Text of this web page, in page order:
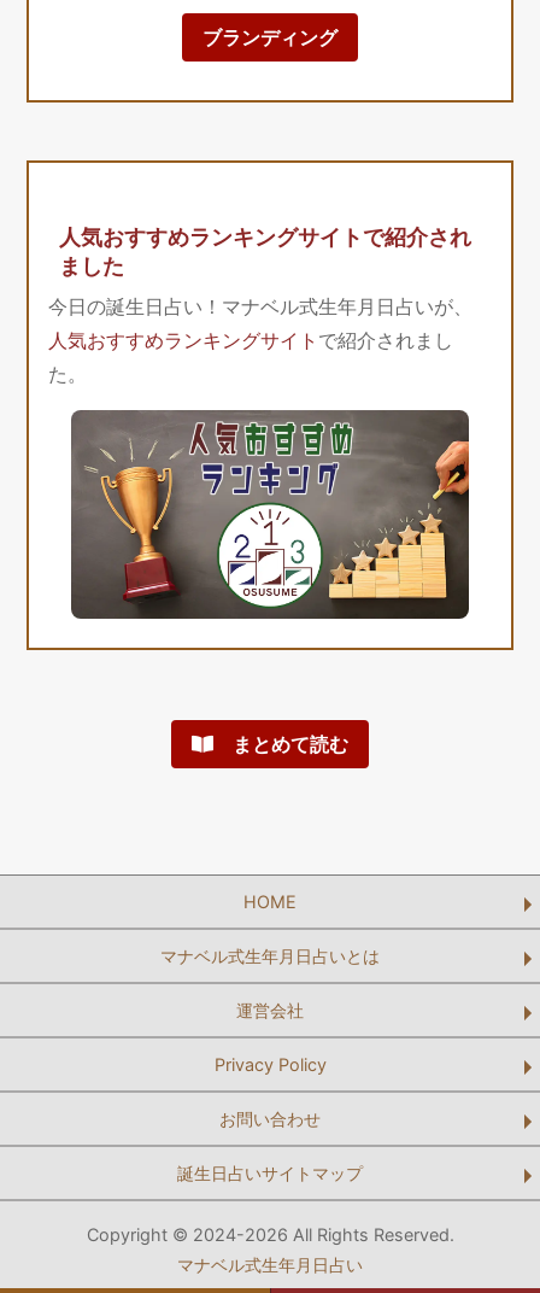
ブランディング
人気おすすめランキングサイトで紹介され
ました
今日の誕生日占い！マナベル式生年月日占いが、
人気おすすめランキングサイト で紹介されまし
た。
まとめて読む
HOME
マナベル式生年月日占いとは
運営会社
Privacy Policy
お問い合わせ
誕生日占いサイトマップ
Copyright © 2024-2026 All Rights Reserved.
マナベル式生年月日占い